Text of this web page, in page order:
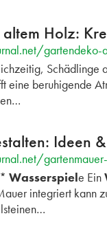
Holz:
gartendeko-
Schädlinge
eine beruhigende
Ideen
Wasserspiele Ein
integriert kann